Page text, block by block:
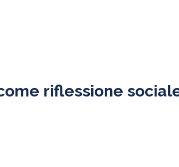
riflessione